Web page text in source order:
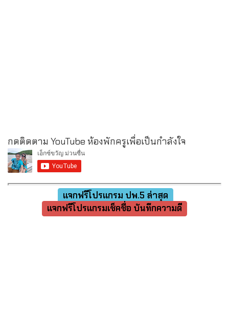
กดติดตาม YouTube ห้องพักครูเพื่อเป็นกำลังใจ
แจกฟรีโปรแกรม ปพ.5 ล่าสุด
แจกฟรีโปรแกรมเช็คชื่อ บันทึกความดี